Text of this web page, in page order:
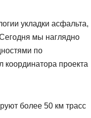
укладки асфальта,
мы наглядно
по
координатора проекта
более 50 км трасс